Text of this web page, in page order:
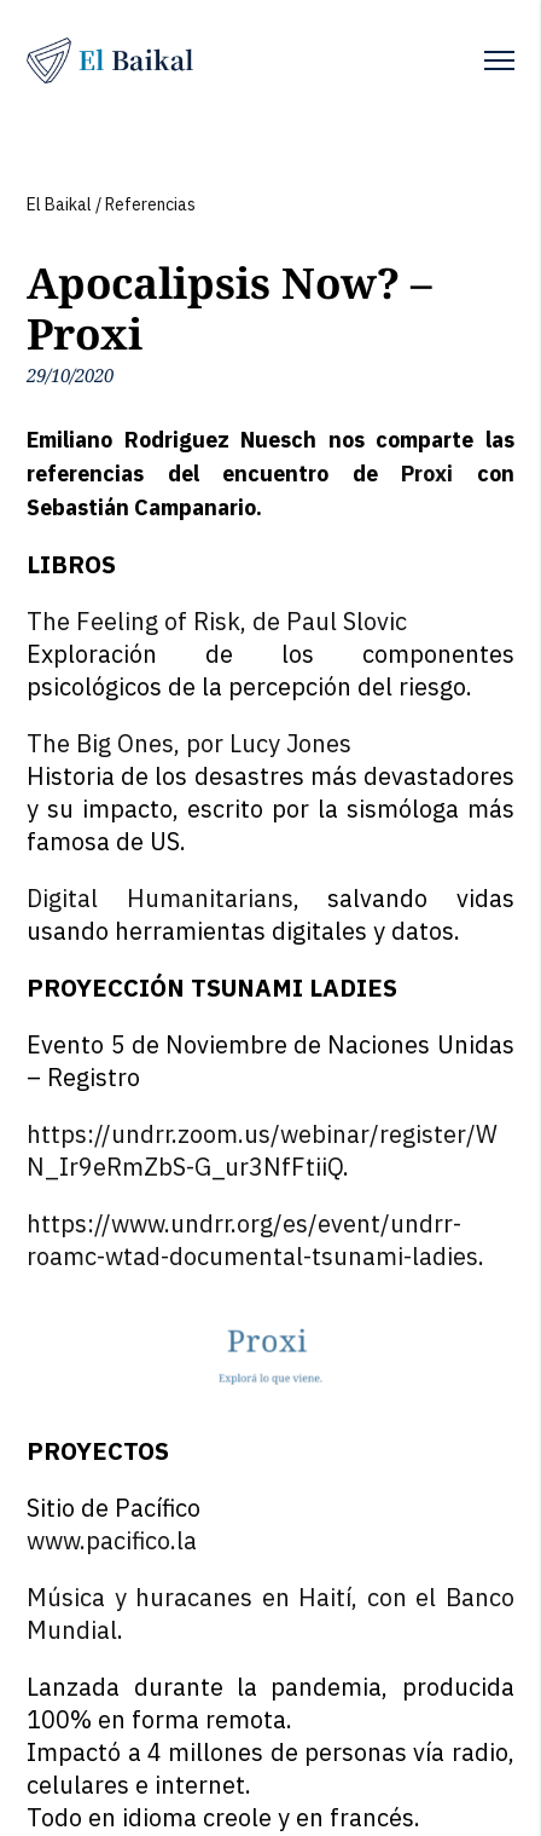
El Baikal /Referencias
Apocalipsis Now? –
Proxi
29/10/2020
Emiliano Rodriguez Nuesch nos comparte las
referencias del encuentro de Proxi con
Sebastián Campanario.
LIBROS
The Feeling of Risk, de Paul Slovic
Exploración de los componentes
psicológicos de la percepción del riesgo.
The Big Ones, por Lucy Jones
Historia de los desastres más devastadores
y su impacto, escrito por la sismóloga más
famosa de US.
Digital Humanitarians, salvando vidas
usando herramientas digitales y datos.
PROYECCIÓN TSUNAMI LADIES
Evento 5 de Noviembre de Naciones Unidas
– Registro
https://undrr.zoom.us/webinar/register/W
N_Ir9eRmZbS-G_ur3NfFtiiQ.
https://www.undrr.org/es/event/undrr-
roamc-wtad-documental-tsunami-ladies.
PROYECTOS
Sitio de Pacífico
www.pacifico.la
Música y huracanes en Haití, con el Banco
Mundial.
Lanzada durante la pandemia, producida
100% en forma remota.
Impactó a 4 millones de personas vía radio,
celulares e internet.
Todo en idioma creole y en francés.